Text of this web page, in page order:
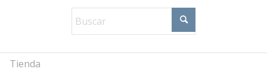
Tienda